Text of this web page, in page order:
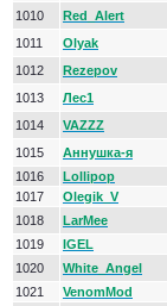
1010
Red_Alert
1011
Olyak
1012
Rezepov
1013
Лес1
1014
VAZZZ
1015
Аннушка-я
1016
Lollipop
1017
Olegik_V
1018
LarMee
1019
IGEL
1020
White_Angel
1021
VenomMod